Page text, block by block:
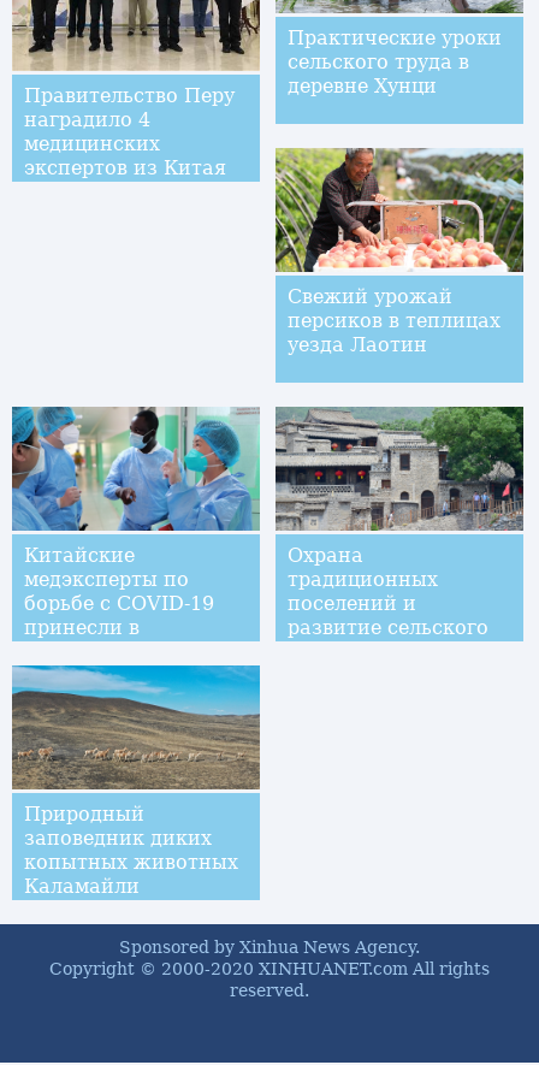
Правительство Перу
наградило 4
медицинских
экспертов из Китая
Практические уроки
сельского труда в
деревне Хунци
Свежий урожай
персиков в теплицах
уезда Лаотин
Китайские
медэксперты по
борьбе с COVID-19
принесли в
Гвинею "свет
надежды"
Охрана
традиционных
поселений и
развитие сельского
Природный
заповедник диких
копытных животных
Каламайли
Sponsored by Xinhua News Agency.
Copyright © 2000-2020 XINHUANET.com All rights
reserved.